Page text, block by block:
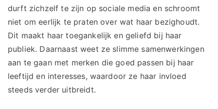
durft zichzelf te zijn op sociale media en schroomt
niet om eerlijk te praten over wat haar bezighoudt.
Dit maakt haar toegankelijk en geliefd bij haar
publiek. Daarnaast weet ze slimme samenwerkingen
aan te gaan met merken die goed passen bij haar
leeftijd en interesses, waardoor ze haar invloed
steeds verder uitbreidt.